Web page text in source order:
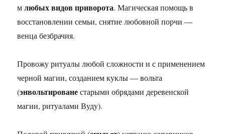
млюбых видов приворота. Магическая помощь в
восстановлении семьи, снятие любовной порчи —
венца безбрачия.
Провожу ритуалы любой сложности и с применением
черной магии, созданием куклы — вольта
(энвольтированестарыми обрядами деревенской
магии, ритуалами Вуду).